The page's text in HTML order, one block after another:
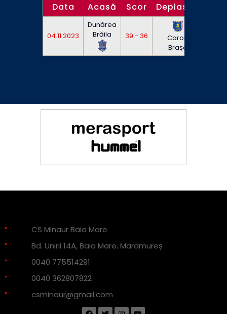
Data Acasă Scor Deplasare
04.11.2023
Dunărea
Brăila
39 - 36
Corona
Brașov
CS Minaur Baia Mare
Bd. Unirii 14A, Baia Mare, Maramureș
0040 775514291
0040 362807822
csminaur@gmail.com